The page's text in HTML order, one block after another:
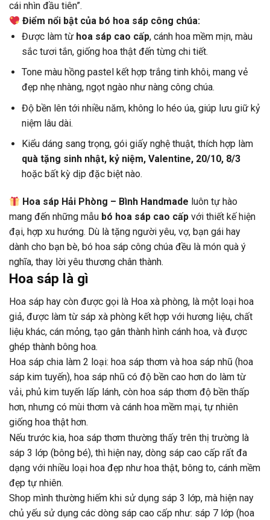
cái nhìn đầu tiên”.
Điểm nổi bật của bó hoa sáp công chúa:
Được làm từ hoa sáp cao cấp, cánh hoa mềm mịn, màu
sắc tươi tắn, giống hoa thật đến từng chi tiết.
Tone màu hồng pastel kết hợp trắng tinh khôi, mang vẻ
đẹp nhẹ nhàng, ngọt ngào như nàng công chúa.
Độ bền lên tới nhiều năm, không lo héo úa, giúp lưu giữ kỷ
niệm lâu dài.
Kiểu dáng sang trọng, gói giấy nghệ thuật, thích hợp làm
quà tặng sinh nhật, kỷ niệm, Valentine, 20/10, 8/3
hoặc bất kỳ dịp đặc biệt nào.
Hoa sáp Hải Phòng – Bình Handmade luôn tự hào
mang đến những mẫu bó hoa sáp cao cấp với thiết kế hiện
đại, hợp xu hướng. Dù là tặng người yêu, vợ, bạn gái hay
dành cho bạn bè, bó hoa sáp công chúa đều là món quà ý
nghĩa, thay lời yêu thương chân thành.
Hoa sáp là gì
Hoa sáp hay còn được gọi là Hoa xà phòng, là một loại hoa
giả, được làm từ sáp xà phòng kết hợp với hương liệu, chất
liệu khác, cán mỏng, tạo gân thành hình cánh hoa, và được
ghép thành bông hoa.
Hoa sáp chia làm 2 loại: hoa sáp thơm và hoa sáp nhũ (hoa
sáp kim tuyến), hoa sáp nhũ có độ bền cao hơn do làm từ
vải, phủ kim tuyến lấp lánh, còn hoa sáp thơm độ bền thấp
hơn, nhưng có mùi thơm và cánh hoa mềm mại, tự nhiên
giống hoa thật hơn.
Nếu trước kia, hoa sáp thơm thường thấy trên thị trường là
sáp 3 lớp (bông bé), thì hiện nay, dòng sáp cao cấp rất đa
dạng với nhiều loại hoa đẹp như hoa thật, bông to, cánh mềm
đẹp tự nhiên.
Shop mình thường hiếm khi sử dụng sáp 3 lớp, mà hiện nay
chủ yếu sử dụng các dòng sáp cao cấp như: sáp 7 lớp (hoa